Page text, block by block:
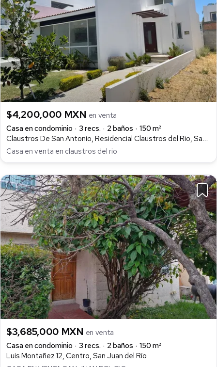
$4,200,000 MXN en venta
Casa en condominio
3 recs. 2 baños
150 m²
Claustros De San Antonio, Residencial Claustros del Río, San Juan del Río
Casa en venta en claustros del rio
$3,685,000 MXN en venta
Casa en condominio
3 recs. 2 baños
150 m²
Luis Montañez 12, Centro, San Juan del Río